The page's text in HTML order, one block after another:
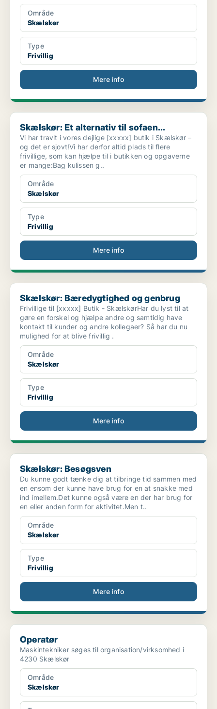
Område
Skælskør
Type
Frivillig
Mere info
Skælskør: Et alternativ til sofaen...
Skælskør: Et alternativ til sofaen...
Vi har travlt i vores dejlige [xxxxx] butik i Skælskør –
og det er sjovt!Vi har derfor altid plads til flere
frivillige, som kan hjælpe til i butikken og opgaverne
er mange:Bag kulissen g..
Område
Skælskør
Type
Frivillig
Mere info
Skælskør: Bæredygtighed og genbrug
Skælskør: Bæredygtighed og genbrug
Frivillige til [xxxxx] Butik - SkælskørHar du lyst til at
gøre en forskel og hjælpe andre og samtidig have
kontakt til kunder og andre kollegaer? Så har du nu
mulighed for at blive frivillig .
Område
Skælskør
Type
Frivillig
Mere info
Skælskør: Besøgsven
Skælskør: Besøgsven
Du kunne godt tænke dig at tilbringe tid sammen med
en ensom der kunne have brug for en at snakke med
ind imellem.Det kunne også være en der har brug for
en eller anden form for aktivitet.Men t..
Område
Skælskør
Type
Frivillig
Mere info
Operatør
Operatør
Maskintekniker søges til organisation/virksomhed i
4230 Skælskør
Område
Skælskør